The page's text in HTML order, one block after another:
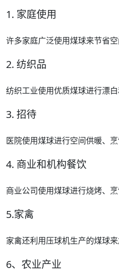
1. 家庭使用
许多家庭广泛使用煤球来节省空
2. 纺织品
纺织工业使用优质煤球进行漂白
3. 招待
医院使用煤球进行空间供暖、烹
4. 商业和机构餐饮
商业公司使用煤球进行烧烤、烹
5.家禽
家禽还利用压球机生产的煤球来
6、农业产业